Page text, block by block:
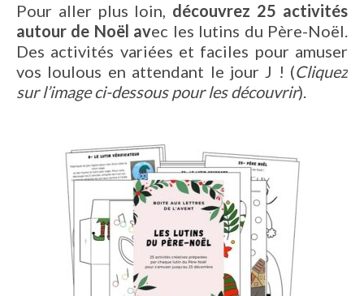
Pour aller plus loin, découvrez 25 activités
autour de Noël avec les lutins du Père-Noël.
Des activités variées et faciles pour amuser
vos loulous en attendant le jour J ! (Cliquez
sur l’image ci-dessous pour les découvrir).